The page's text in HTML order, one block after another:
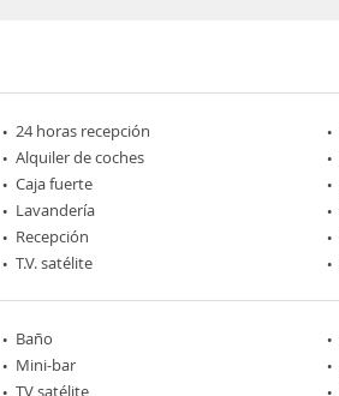
24 horas recepción
Alquiler de coches
Caja fuerte
Lavandería
Recepción
T.V. satélite
Baño
Mini-bar
TV satélite